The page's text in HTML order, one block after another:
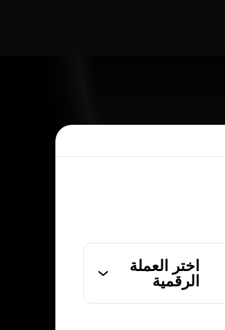
اختر العملة
الرقمية